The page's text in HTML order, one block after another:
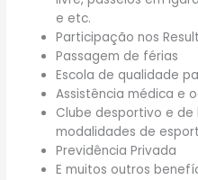
e etc.
Participação nos
Passagem de férias
Escola de qualidade
Assistência médica e
Clube desportivo e de
modalidades de
Previdência Privada
E muitos outros